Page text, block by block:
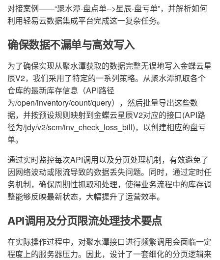
对接案例——“聚水潭-盘点单-->星辰-盘亏单”，并解析如何
利用轻易云数据集成平台完成这一复杂任务。
确保数据不漏单与高效写入
为了确保实现从聚水潭获取的数据完整无误地写入金蝶云星
辰V2，我们采用了特定的一系列策略。从聚水潭抓取各个
仓库的最新库存信息（API路径
为/open/inventory/count/query），然后批量导出这些数
据，并按预设规则映射到金蝶云星辰V2对应的接口(API路
径为/jdy/v2/scm/inv_check_loss_bill)，以创建相应的盘亏
单。
通过实时监控每次API调用以及分页处理机制，有效避免了
因网络波动或限流导致的数据丢失问题。同时，通过定时任
务机制，确保周期性抓取和处理，使得业务流程中的库存调
整能够反映最新状态，大幅提升了运营效率。
API调用及分页限流处理技术要点
在实际操作过程中，对聚水潭接口进行频繁调用会面临一定
程度上的服务器压力。因此，设计了一套细化的分页逻辑来